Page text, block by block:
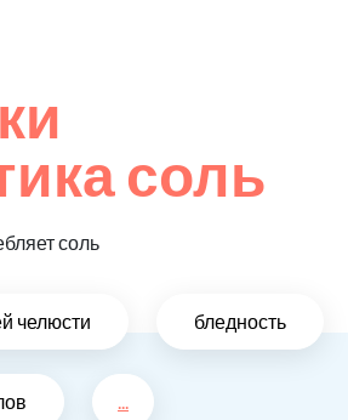
соль
соль
челюсти бледность
...